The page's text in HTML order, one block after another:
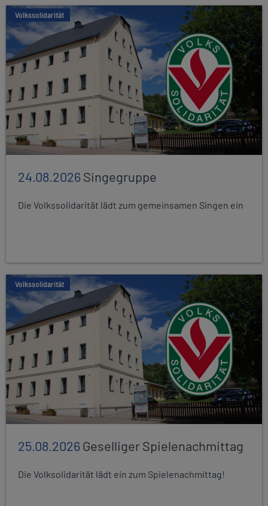
Volkssolidarität
24.08.2026Singegruppe
Die Volkssolidarität lädt zum gemeinsamen Singen ein
Volkssolidarität
25.08.2026Geselliger Spielenachmittag
Die Volksolidarität lädt ein zum Spielenachmittag!